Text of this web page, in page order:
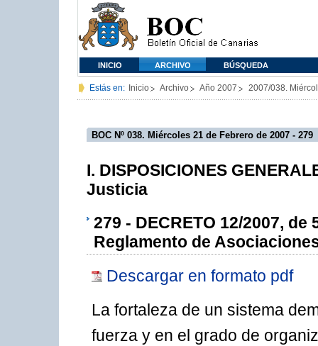
INICIO ARCHIVO BÚSQUEDA
Estás en: Inicio Archivo Año 2007 2007/038.
BOC Nº 038. Miércoles 21 de Febrero de 2007 - 279
I. DISPOSICIONES
Justicia
279 - DECRETO 12/2007,
Reglamento de
Descargar en formato pdf
La fortaleza de un sistema
fuerza y en el grado de